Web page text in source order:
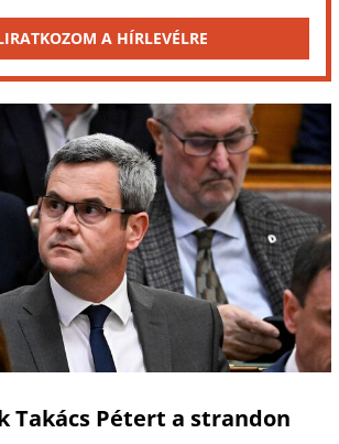
A HÍRLEVÉLRE
Takács Pétert a strandon